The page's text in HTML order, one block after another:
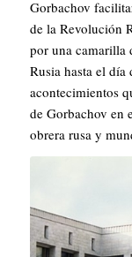
Gorbachov
de la Revolución
por una camarilla
Rusia hasta el
acontecimientos
de Gorbachov en
obrera rusa y